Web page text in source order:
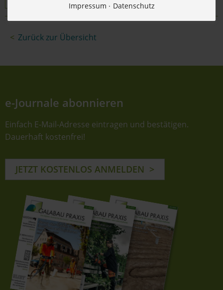
Zurück zur Übersicht
e-Journale abonnieren
Einfach E-Mail-Adresse eintragen und bestätigen.
Dauerhaft kostenfrei!
JETZT KOSTENLOS ANMELDEN
Impressum Datenschutz